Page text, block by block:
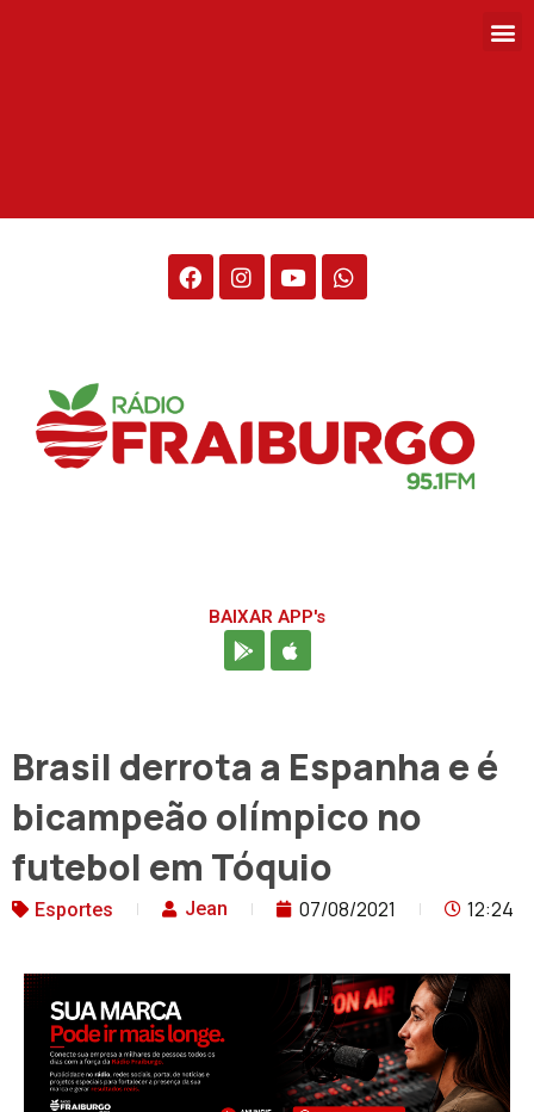
BAIXAR APP's
Brasil derrota a Espanha e é
bicampeão olímpico no
futebol em Tóquio
Esportes Jean 07/08/2021 12:24